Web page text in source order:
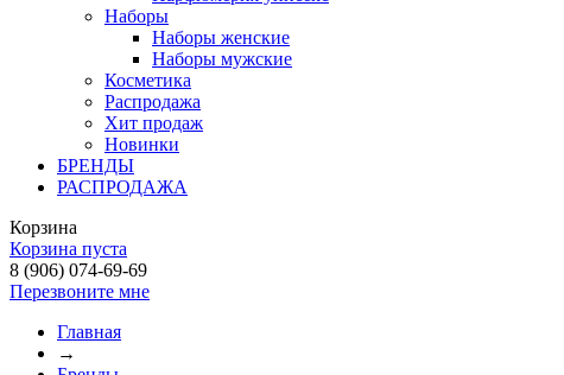
Наборы
Наборы женские
Наборы мужские
Косметика
Распродажа
Хит продаж
Новинки
БРЕНДЫ
РАСПРОДАЖА
Корзина
Корзина пуста
8 (906) 074-69-69
Перезвоните мне
Главная
→